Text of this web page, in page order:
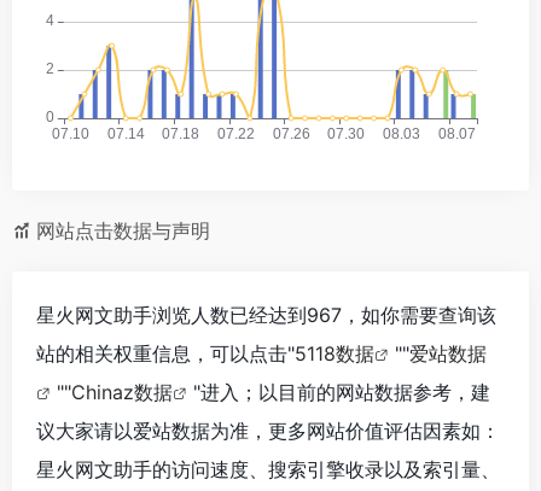
网站点击数据与声明
星火网文助手浏览人数已经达到967，如你需要查询该
站的相关权重信息，可以点击"5118数据 ""爱站数据
""Chinaz数据
"进入；以目前的网站数据参考，建
议大家请以爱站数据为准，更多网站价值评估因素如：
星火网文助手的访问速度、搜索引擎收录以及索引量、